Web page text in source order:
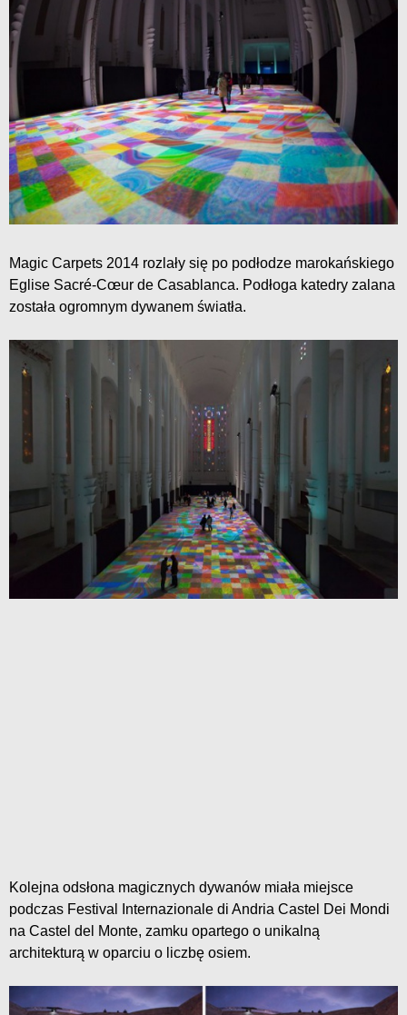
Magic Carpets 2014 rozlały się po podłodze marokańskiego
Eglise Sacré-Cœur de Casablanca. Podłoga katedry zalana
została ogromnym dywanem światła.
Kolejna odsłona magicznych dywanów miała miejsce
podczas Festival Internazionale di Andria Castel Dei Mondi
na Castel del Monte, zamku opartego o unikalną
architekturą w oparciu o liczbę osiem.